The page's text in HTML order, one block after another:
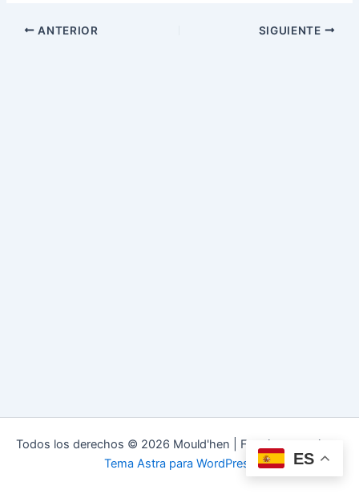
ANTERIOR SIGUIENTE
Todos los derechos © 2026 Mould'hen | Funciona gracias a
Tema Astra para WordPress
ES